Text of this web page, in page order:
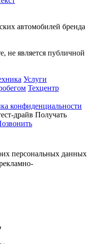
автомобилей бренда
не является публичной
Услуги
Техцентр
конфиденциальности
драйв Получать
персональных данных